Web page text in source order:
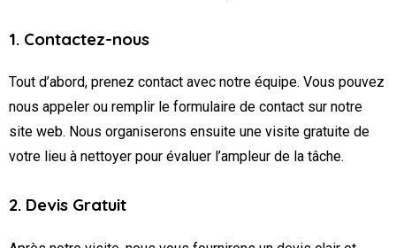
1. Contactez-nous
Tout d’abord, prenez contact avec notre équipe. Vous pouvez
nous appeler ou remplir le formulaire de contact sur notre
site web. Nous organiserons ensuite une visite gratuite de
votre lieu à nettoyer pour évaluer l’ampleur de la tâche.
2. Devis Gratuit